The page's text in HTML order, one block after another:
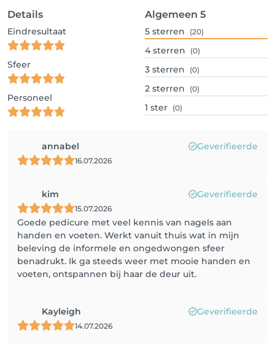
Details
Eindresultaat
Sfeer
Personeel
Algemeen 5
5 sterren (20)
4 sterren (0)
3 sterren (0)
2 sterren (0)
1 ster (0)
annabel Geverifieerde
16.07.2026
kim Geverifieerde
15.07.2026
Goede pedicure met veel kennis van nagels aan
handen en voeten. Werkt vanuit thuis wat in mijn
beleving de informele en ongedwongen sfeer
benadrukt. Ik ga steeds weer met mooie handen en
voeten, ontspannen bij haar de deur uit.
Kayleigh Geverifieerde
14.07.2026